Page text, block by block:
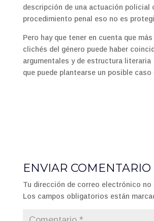
descripción de una actuación policial
procedimiento penal eso no es
Pero hay que tener en cuenta que
clichés del género puede haber
argumentales y de estructura
que puede plantearse un posible caso
ENVIAR COMENTARIO
Tu dirección de correo electrónico no
Los campos obligatorios están